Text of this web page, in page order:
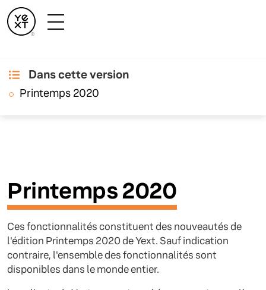
Notes de mise à jour
Dans cette version
Printemps 2020
Printemps 2020
Ces fonctionnalités constituent des nouveautés de
l'édition Printemps 2020 de Yext. Sauf indication
contraire, l'ensemble des fonctionnalités sont
disponibles dans le monde entier.